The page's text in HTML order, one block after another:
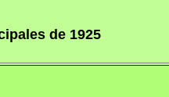
de 1925